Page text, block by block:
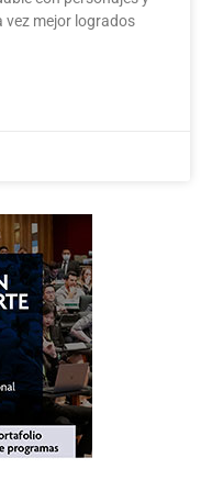
vez mejor logrados